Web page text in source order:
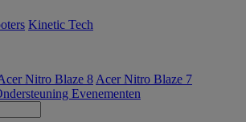
Kinetic Tech
Nitro Blaze 8 Acer Nitro Blaze 7
Evenementen